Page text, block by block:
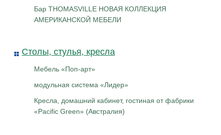
Бар THOMASVILLE НОВАЯ КОЛЛЕКЦИЯ
АМЕРИКАНСКОЙ МЕБЕЛИ
Столы, стулья, кресла
Мебель «Поп-арт»
модульная система «Лидер»
Кресла, домашний кабинет, гостиная от фабрики
«Pacific Green» (Австралия)